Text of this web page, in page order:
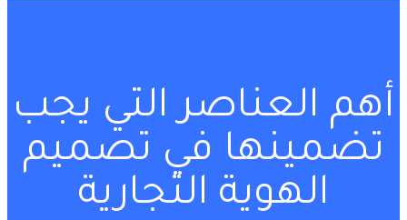
أهم العناصر التي يجب
تضمينها في تصميم
الهوية التجارية